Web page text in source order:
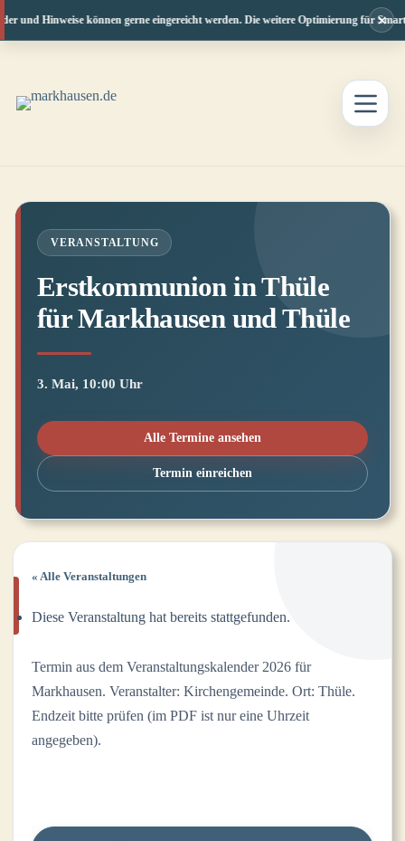
Hinweise können gerne eingereicht werden. Die weitere Optimierung für ×
VERANSTALTUNG
Erstkommunion in Thüle
für Markhausen und Thüle
3. Mai, 10:00 Uhr
Alle Termine ansehen
Termin einreichen
« Alle Veranstaltungen
Diese Veranstaltung hat bereits stattgefunden.
Termin aus dem Veranstaltungskalender 2026 für
Markhausen. Veranstalter: Kirchengemeinde. Ort: Thüle.
Endzeit bitte prüfen (im PDF ist nur eine Uhrzeit
angegeben).